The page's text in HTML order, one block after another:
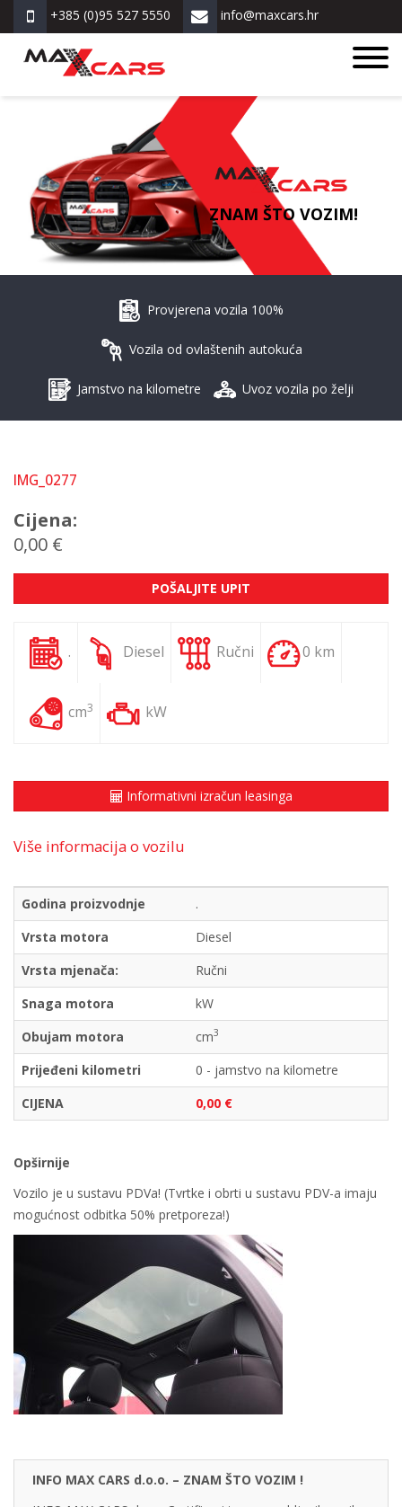
+385 (0)95 527 5550 info@maxcars.hr
ZNAM ŠTO VOZIM!
Provjerena vozila 100%
Vozila od ovlaštenih autokuća
Jamstvo na kilometre Uvoz vozila po želji
IMG_0277
Cijena:
0,00 €
POŠALJITE UPIT
. Diesel Ručni 0 km
cm3 kW
Informativni izračun leasinga
Više informacija o vozilu
Godina proizvodnje
.
Vrsta motora
Diesel
Vrsta mjenača:
Ručni
Snaga motora
kW
Obujam motora
cm3
Prijeđeni kilometri
0 - jamstvo na kilometre
CIJENA
0,00 €
Opširnije
Vozilo je u sustavu PDVa! (Tvrtke i obrti u sustavu PDV-a imaju
mogućnost odbitka 50% pretporeza!)
INFO MAX CARS d.o.o. – ZNAM ŠTO VOZIM !